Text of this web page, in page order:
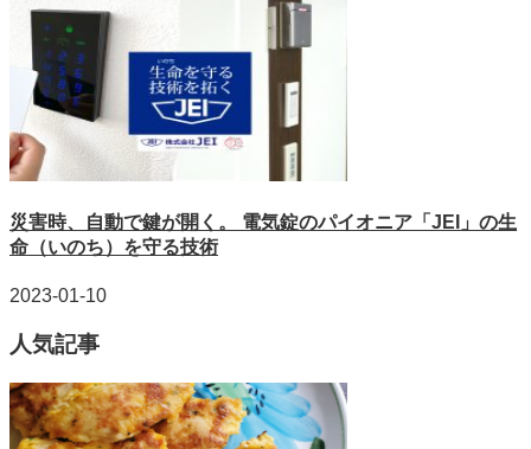
災害時、自動で鍵が開く。 電気錠のパイオニア「JEI」の生
命（いのち）を守る技術
2023-01-10
人気記事